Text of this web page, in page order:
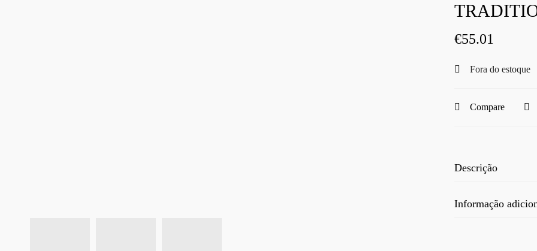
€55.01
Fora do estoque
Compare
Descrição
Informação